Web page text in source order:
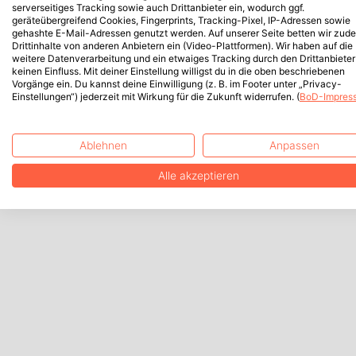
serverseitiges Tracking sowie auch Drittanbieter ein, wodurch ggf.
geräteübergreifend Cookies, Fingerprints, Tracking-Pixel, IP-Adressen sowie
gehashte E-Mail-Adressen genutzt werden. Auf unserer Seite betten wir
Drittinhalte von anderen Anbietern ein (Video-Plattformen). Wir haben auf die
weitere Datenverarbeitung und ein etwaiges Tracking durch den Drittanbieter
keinen Einfluss. Mit deiner Einstellung willigst du in die oben beschriebenen
Vorgänge ein. Du kannst deine Einwilligung (z. B. im Footer unter „Privacy-
Einstellungen“) jederzeit mit Wirkung für die Zukunft widerrufen. (BoD-
Ablehnen Anpassen
Alle akzeptieren